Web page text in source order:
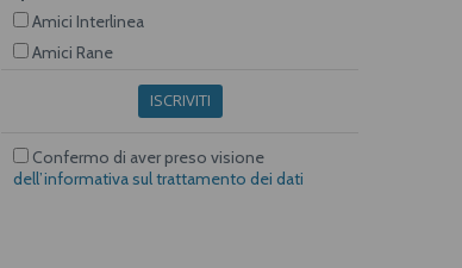
Amici Interlinea
Amici Rane
ISCRIVITI
Confermo di aver preso visione
dell’informativa sul trattamento dei dati